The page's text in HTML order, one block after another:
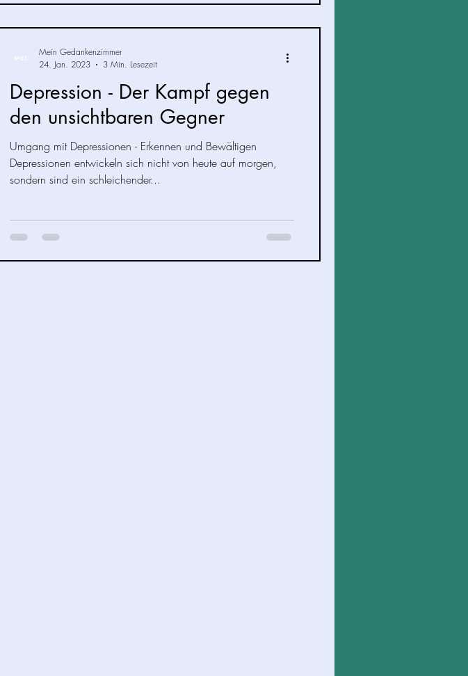
Depression - Der Kampf gegen
den unsichtbaren Gegner
Umgang mit Depressionen - Erkennen und Bewältigen
Depressionen entwickeln sich nicht von heute auf morgen,
sondern sind ein schleichender...
Mein Gedankenzimmer
24. Jan. 2023
3 Min. Lesezeit